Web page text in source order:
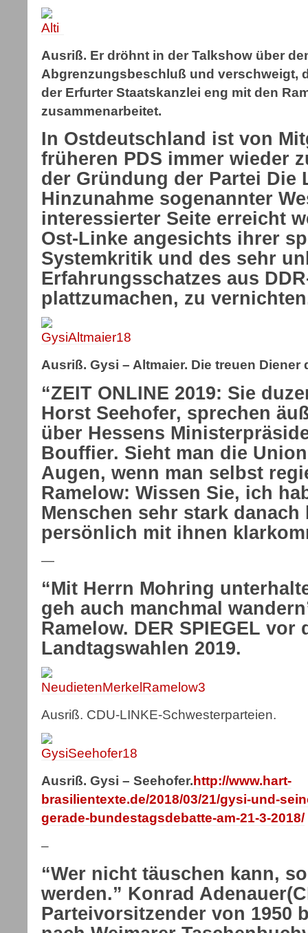
Ausriß. Er dröhnt in der Talkshow über
Abgrenzungsbeschluß und verschweigt,
der Erfurter Staatskanzlei eng mit den
zusammenarbeitet.
In Ostdeutschland ist von
früheren PDS immer wieder
der Gründung der Partei Die
Hinzunahme sogenannter
interessierter Seite erreicht
Ost-Linke angesichts ihrer
Systemkritik und des sehr
Erfahrungsschatzes aus
plattzumachen, zu
Ausriß. Gysi – Altmaier. Die treuen Diener
“ZEIT ONLINE 2019: Sie
Horst Seehofer, sprechen
über Hessens
Bouffier. Sieht man die
Augen, wenn man selbst
Ramelow: Wissen Sie, ich
Menschen sehr stark
persönlich mit ihnen
—
“Mit Herrn Mohring
geh auch manchmal
Ramelow. DER SPIEGEL vor
Landtagswahlen 2019.
Ausriß. CDU-LINKE-Schwesterparteien.
Ausriß. Gysi – Seehofer.http://www.hart-
brasilientexte.de/2018/03/21/gysi-und-
gerade-bundestagsdebatte-am-21-3-2018/
–
“Wer nicht täuschen kann,
werden.” Konrad
Parteivorsitzender von 1950